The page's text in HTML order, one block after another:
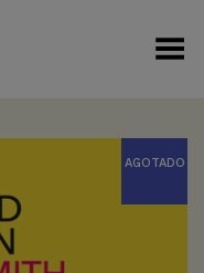
Menú Alterno
AGOTADO